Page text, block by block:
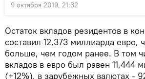
9 октября 2019, 21:32
Остаток вкладов резидентов в
составил 12,373 миллиарда евро,
больше, чем годом ранее. В том
вкладов в евро был равен 11,444
(+12%), в зарубежных валютах -